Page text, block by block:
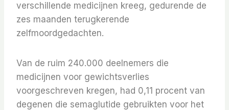
verschillende medicijnen kreeg, gedurende de
zes maanden terugkerende
zelfmoordgedachten.
Van de ruim 240.000 deelnemers die
medicijnen voor gewichtsverlies
voorgeschreven kregen, had 0,11 procent van
degenen die semaglutide gebruikten voor het